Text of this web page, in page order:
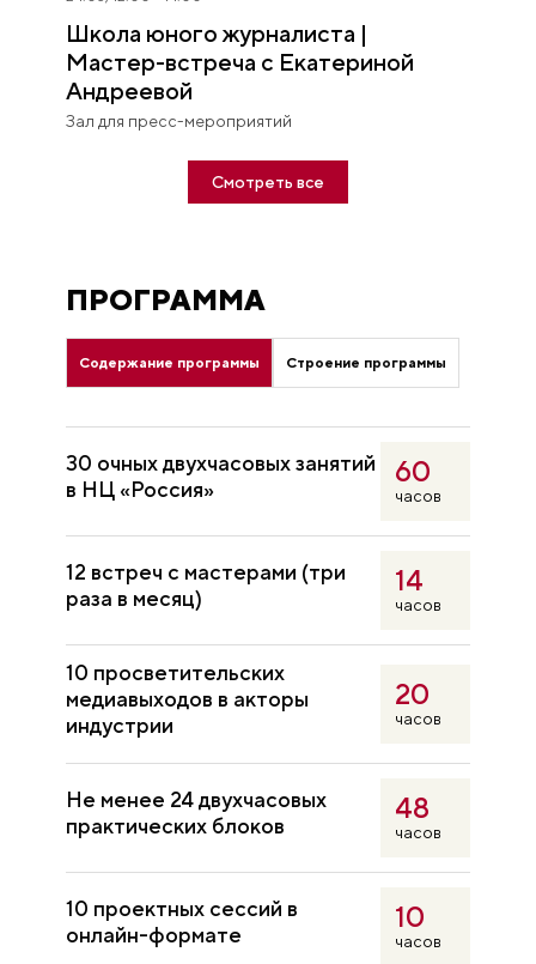
Диана Кудрявцева
Руководитель пресс-службы
Мастерской управления
«Сенеж» Президентской
возможностей»
Первых
Никита Кущенко
Всероссийского кубка
нейроконтента
Специальный корреспондент
РБК
Журналист, редактор, главный
редактор проекта «Изборник»
Корреспондент телеканала
«Россия-24»
Елена Мулланурова
Бренд-директор,
руководитель дирекции по
Школа юного журналиста |
Мастер-встреча с Екатериной
Андреевой
Зал для пресс-мероприятий
Смотреть все
ПРОГРАММА
Содержание программы Строение программы
30 очных двухчасовых занятий
в НЦ «Россия»
60
часов
12 встреч с мастерами (три
раза в месяц)
14
часов
10 просветительских
медиавыходов в акторы
индустрии
20
часов
Не менее 24 двухчасовых
практических блоков
48
часов
10 проектных сессий в
онлайн-формате
10
часов